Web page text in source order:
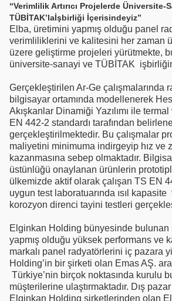
“Verimlilik Artırıcı Projelerde Üniversite-
TÜBİTAK’laİşbirliği İçerisindeyiz”
Elba, üretimini yapmış olduğu panel
verimliliklerini ve kalitesini her zaman
üzere geliştirme projeleri yürütmekte,
üniversite-sanayi ve TÜBİTAK
Gerçekleştirilen Ar-Ge çalışmalarında
bilgisayar ortamında modellenerek
Akışkanlar Dinamiği Yazılımı ile
EN 442-2 standardı tarafından
gerçekleştirilmektedir. Bu çalışmalar
maliyetini minimuma indirgeyip hız ve
kazanmasına sebep olmaktadır.
üstünlüğü onaylanan ürünlerin
ülkemizde aktif olarak çalışan TS EN
uygun test laboratuarında ısıl kapasite
korozyon direnci tayini testleri
Elginkan Holding bünyesinde bulunan
yapmış olduğu yüksek performans ve
markalı panel radyatörlerini iç pazara
Holding’in bir şirketi olan Emas AŞ.
Türkiye’nin birçok noktasında kurulu
müşterilerine ulaştırmaktadır. Dış
Elginkan Holding şirketlerinden olan